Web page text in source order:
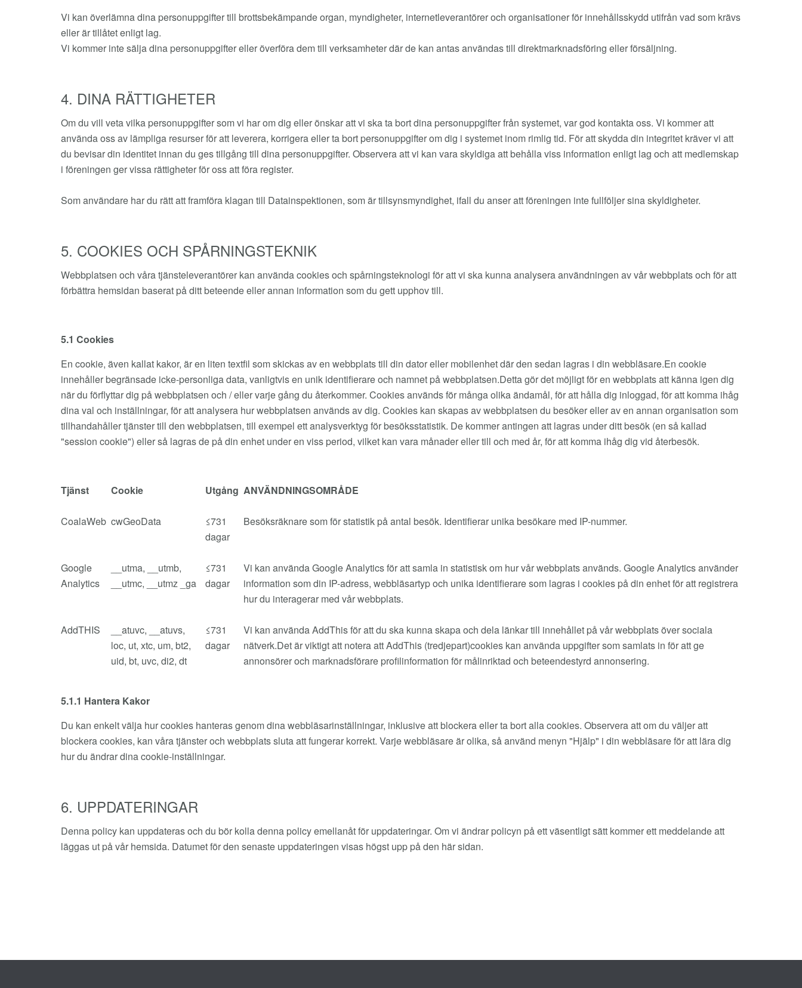
Vi kan överlämna dina personuppgifter till brottsbekämpande organ, myndigheter, internetleverantörer och organisationer för innehållsskydd utifrån vad som krävs
eller är tillåtet enligt lag.
Vi kommer inte sälja dina personuppgifter eller överföra dem till verksamheter där de kan antas användas till direktmarknadsföring eller försäljning.
4. DINA RÄTTIGHETER
Om du vill veta vilka personuppgifter som vi har om dig eller önskar att vi ska ta bort dina personuppgifter från systemet, var god kontakta oss. Vi kommer att
använda oss av lämpliga resurser för att leverera, korrigera eller ta bort personuppgifter om dig i systemet inom rimlig tid. För att skydda din integritet kräver vi att
du bevisar din identitet innan du ges tillgång till dina personuppgifter. Observera att vi kan vara skyldiga att behålla viss information enligt lag och att medlemskap
i föreningen ger vissa rättigheter för oss att föra register.
Som användare har du rätt att framföra klagan till Datainspektionen, som är tillsynsmyndighet, ifall du anser att föreningen inte fullföljer sina skyldigheter.
5. COOKIES OCH SPÅRNINGSTEKNIK
Webbplatsen och våra tjänsteleverantörer kan använda cookies och spårningsteknologi för att vi ska kunna analysera användningen av vår webbplats och för att
förbättra hemsidan baserat på ditt beteende eller annan information som du gett upphov till.
5.1 Cookies
En cookie, även kallat kakor, är en liten textfil som skickas av en webbplats till din dator eller mobilenhet där den sedan lagras i din webbläsare.En cookie
innehåller begränsade icke-personliga data, vanligtvis en unik identifierare och namnet på webbplatsen.Detta gör det möjligt för en webbplats att känna igen dig
när du förflyttar dig på webbplatsen och / eller varje gång du återkommer. Cookies används för många olika ändamål, för att hålla dig inloggad, för att komma ihåg
dina val och inställningar, för att analysera hur webbplatsen används av dig. Cookies kan skapas av webbplatsen du besöker eller av en annan organisation som
tillhandahåller tjänster till den webbplatsen, till exempel ett analysverktyg för besöksstatistik. De kommer antingen att lagras under ditt besök (en så kallad
"session cookie") eller så lagras de på din enhet under en viss period, vilket kan vara månader eller till och med år, för att komma ihåg dig vid återbesök.
Tjänst Cookie Utgång ANVÄNDNINGSOMRÅDE
CoalaWeb cwGeoData
≤731
dagar
Besöksräknare som för statistik på antal besök. Identifierar unika besökare med IP-nummer.
Google
Analytics
__utma, __utmb,
__utmc, __utmz _ga
≤731
dagar
Vi kan använda Google Analytics för att samla in statistisk om hur vår webbplats används. Google Analytics använder
information som din IP-adress, webbläsartyp och unika identifierare som lagras i cookies på din enhet för att registrera
hur du interagerar med vår webbplats.
AddTHIS
__atuvc, __atuvs,
loc, ut, xtc, um, bt2,
uid, bt, uvc, di2, dt
≤731
dagar
Vi kan använda AddThis för att du ska kunna skapa och dela länkar till innehållet på vår webbplats över sociala
nätverk.Det är viktigt att notera att AddThis (tredjepart)cookies kan använda uppgifter som samlats in för att ge
annonsörer och marknadsförare profilinformation för målinriktad och beteendestyrd annonsering.
5.1.1 Hantera Kakor
Du kan enkelt välja hur cookies hanteras genom dina webbläsarinställningar, inklusive att blockera eller ta bort alla cookies. Observera att om du väljer att
blockera cookies, kan våra tjänster och webbplats sluta att fungerar korrekt. Varje webbläsare är olika, så använd menyn "Hjälp" i din webbläsare för att lära dig
hur du ändrar dina cookie-inställningar.
6. UPPDATERINGAR
Denna policy kan uppdateras och du bör kolla denna policy emellanåt för uppdateringar. Om vi ändrar policyn på ett väsentligt sätt kommer ett meddelande att
läggas ut på vår hemsida. Datumet för den senaste uppdateringen visas högst upp på den här sidan.